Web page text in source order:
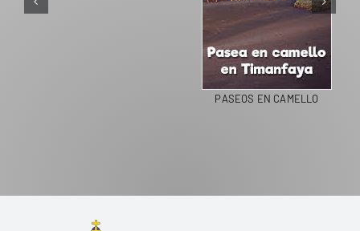
PASEOS EN CAMELLO